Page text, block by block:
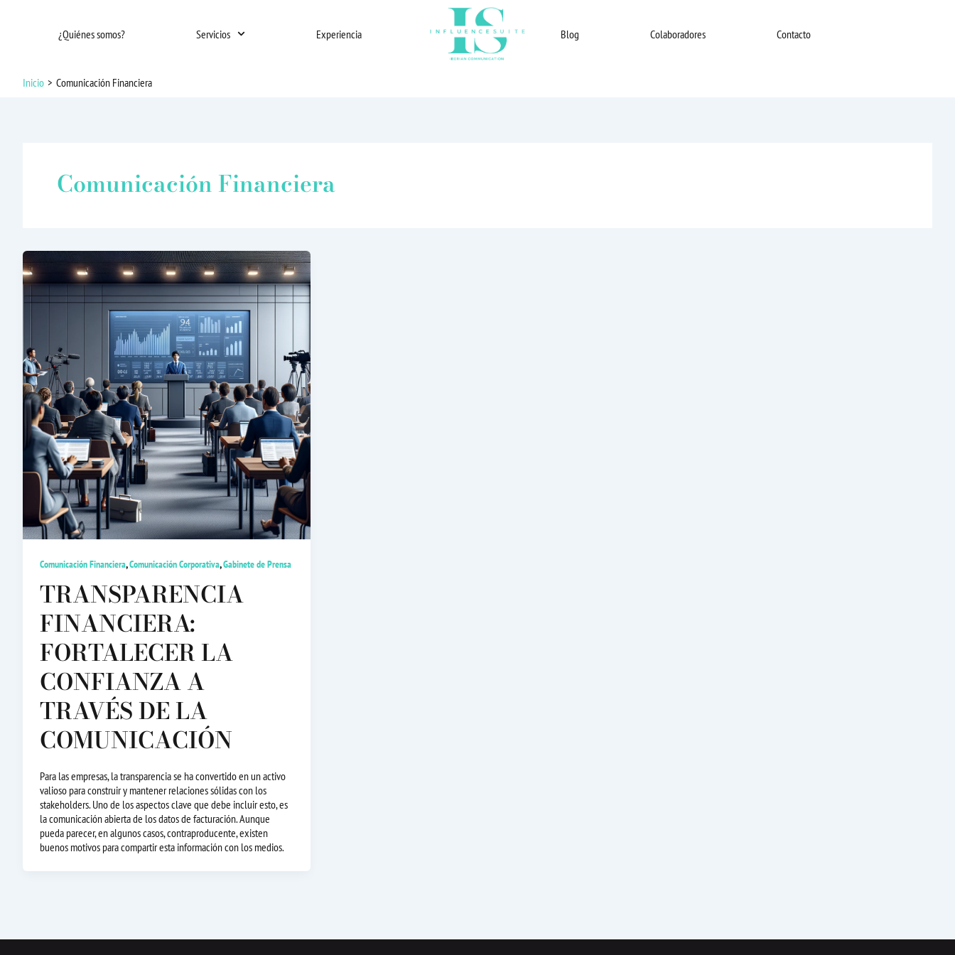
¿Quiénes somos? Servicios Experiencia Blog Colaboradores Contacto
Inicio Comunicación Financiera
Comunicación Financiera
Comunicación Financiera,Comunicación Corporativa,Gabinete de Prensa
TRANSPARENCIA
FINANCIERA:
FORTALECER LA
CONFIANZA A
TRAVÉS DE LA
COMUNICACIÓN
Para las empresas, la transparencia se ha convertido en un activo
valioso para construir y mantener relaciones sólidas con los
stakeholders. Uno de los aspectos clave que debe incluir esto, es
la comunicación abierta de los datos de facturación. Aunque
pueda parecer, en algunos casos, contraproducente, existen
buenos motivos para compartir esta información con los medios.